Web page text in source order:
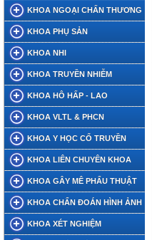
KHOA NGOẠI CHẤN THƯƠNG
KHOA PHỤ SẢN
KHOA NHI
KHOA TRUYỀN NHIỄM
KHOA HÔ HẤP - LAO
KHOA VLTL & PHCN
KHOA Y HỌC CỔ TRUYỀN
KHOA LIÊN CHUYÊN KHOA
KHOA GÂY MÊ PHẨU THUẬT
KHOA CHẨN ĐOÁN HÌNH ẢNH
KHOA XÉT NGHIỆM